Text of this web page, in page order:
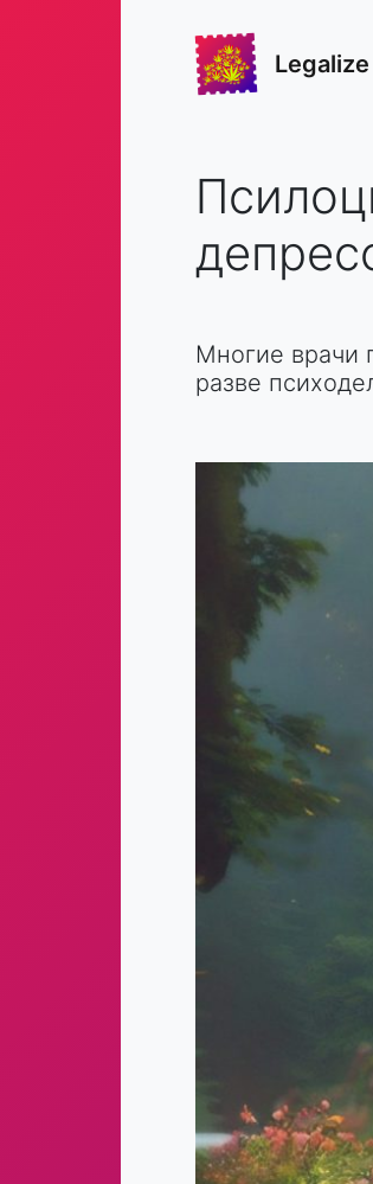
Многие врачи
разве